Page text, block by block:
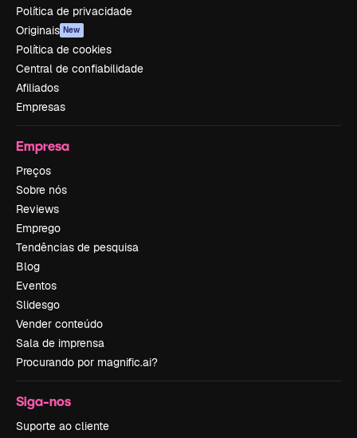
Política de privacidade
Originais New
Política de cookies
Central de confiabilidade
Afiliados
Empresas
Empresa
Preços
Sobre nós
Reviews
Emprego
Tendências de pesquisa
Blog
Eventos
Slidesgo
Vender conteúdo
Sala de imprensa
Procurando por magnific.ai?
Siga-nos
Suporte ao cliente